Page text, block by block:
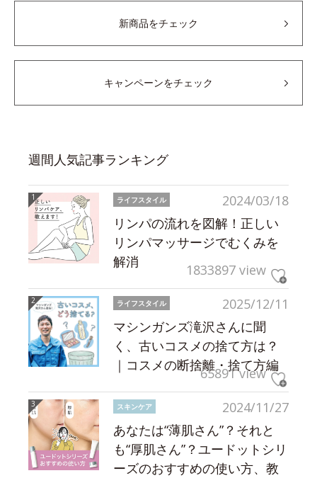
新商品をチェック
キャンペーンをチェック
週間人気記事ランキング
2024/03/18
ライフスタイル
リンパの流れを図解！正しい
リンパマッサージでむくみを
解消
1833897 view
2025/12/11
ライフスタイル
マシンガンズ滝沢さんに聞
く、古いコスメの捨て方は？
｜コスメの断捨離・捨て方編
65891 view
2024/11/27
スキンケア
あなたは“薄肌さん”？それと
も“厚肌さん”？ユードットシリ
ーズのおすすめの使い方、教